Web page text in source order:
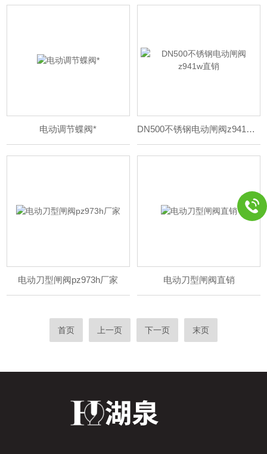
电动调节蝶阀* DN500不锈钢电动闸阀z941w直销
电动刀型闸阀pz973h厂家 电动刀型闸阀直销
首页 上一页 下一页 末页